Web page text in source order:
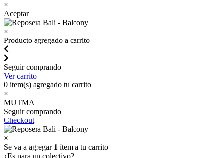
×
Aceptar
×
Producto agregado a carrito
Seguir comprando
Ver carrito
0 item(s) agregado tu carrito
×
MUTMA
Seguir comprando
Checkout
×
Se va a agregar 1 ítem a tu carrito
¿Es para un colectivo?